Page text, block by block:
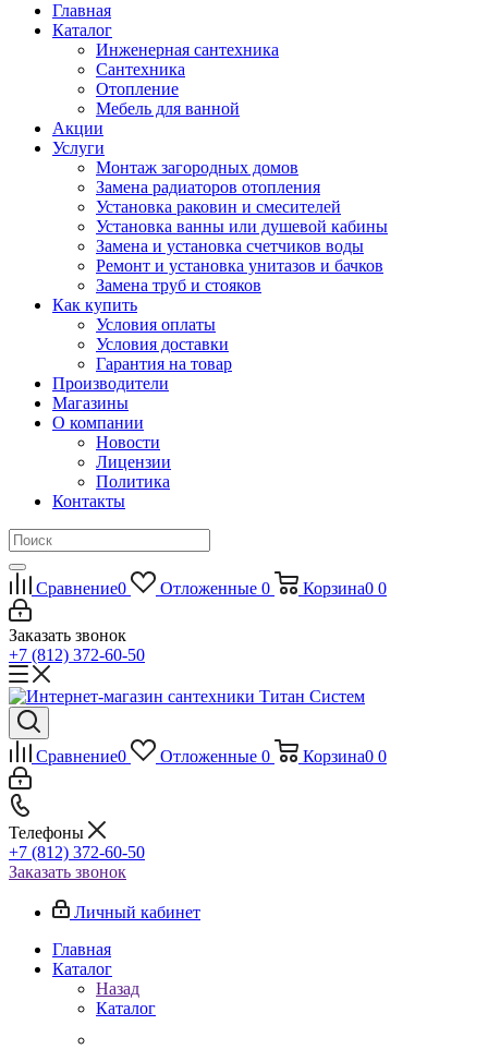
Главная
Каталог
Инженерная сантехника
Сантехника
Отопление
Мебель для ванной
Акции
Услуги
Монтаж загородных домов
Замена радиаторов отопления
Установка раковин и смесителей
Установка ванны или душевой кабины
Замена и установка счетчиков воды
Ремонт и установка унитазов и бачков
Замена труб и стояков
Как купить
Условия оплаты
Условия доставки
Гарантия на товар
Производители
Магазины
О компании
Новости
Лицензии
Политика
Контакты
Сравнение0 Отложенные 0 Корзина0 0
Заказать звонок
+7 (812) 372-60-50
Сравнение0 Отложенные 0 Корзина0 0
Телефоны
+7 (812) 372-60-50
Заказать звонок
Личный кабинет
Главная
Каталог
Назад
Каталог